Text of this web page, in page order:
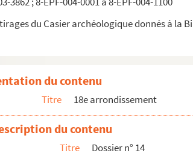
du Casier archéologique donnés à la
du contenu
Titre 18e arrondissement
du contenu
Titre Dossier n° 14